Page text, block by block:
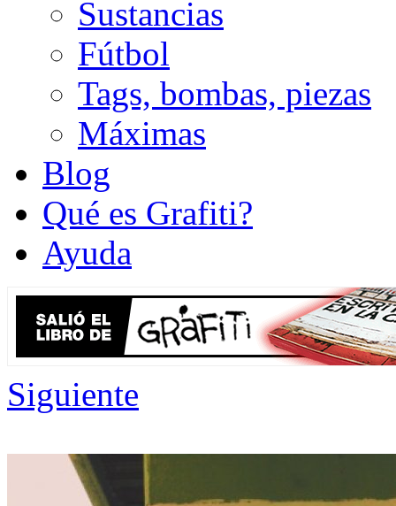
Sustancias
Fútbol
Tags, bombas, piezas
Máximas
Blog
Qué es Grafiti?
Ayuda
Siguiente